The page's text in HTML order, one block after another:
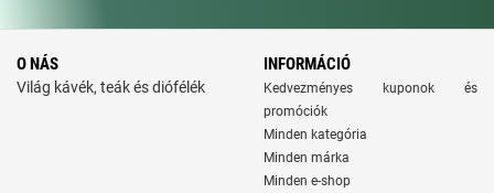
O NÁS
Világ kávék, teák és diófélék
INFORMÁCIÓ
Kedvezményes kuponok és
promóciók
Minden kategória
Minden márka
Minden e-shop